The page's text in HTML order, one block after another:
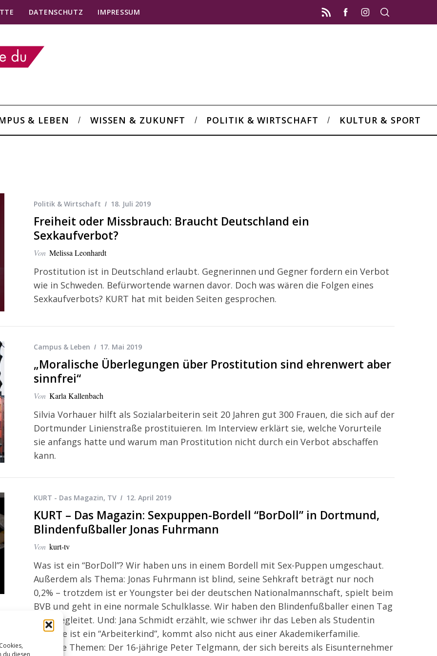
du diesen
DATENSCHUTZ IMPRESSUM
& LEBEN WISSEN & ZUKUNFT POLITIK & WIRTSCHAFT KULTUR & SPORT
Politik & Wirtschaft 18. Juli 2019
Freiheit oder Missbrauch: Braucht Deutschland ein
Sexkaufverbot?
Von Melissa Leonhardt
Prostitution ist in Deutschland erlaubt. Gegnerinnen und Gegner fordern ein Verbot
wie in Schweden. Befürwortende warnen davor. Doch was wären die Folgen eines
Sexkaufverbots? KURT hat mit beiden Seiten gesprochen.
Campus & Leben 17. Mai 2019
„Moralische Überlegungen über Prostitution sind ehrenwert aber
sinnfrei“
Von Karla Kallenbach
Silvia Vorhauer hilft als Sozialarbeiterin seit 20 Jahren gut 300 Frauen, die sich auf der
Dortmunder Linienstraße prostituieren. Im Interview erklärt sie, welche Vorurteile
sie anfangs hatte und warum man Prostitution nicht durch ein Verbot abschaffen
kann.
KURT - Das Magazin, TV 12. April 2019
KURT – Das Magazin: Sexpuppen-Bordell “BorDoll” in Dortmund,
Blindenfußballer Jonas Fuhrmann
Von kurt-tv
Was ist ein “BorDoll”? Wir haben uns in einem Bordell mit Sex-Puppen umgeschaut.
Außerdem als Thema: Jonas Fuhrmann ist blind, seine Sehkraft beträgt nur noch
0,2% – trotzdem ist er Youngster bei der deutschen Nationalmannschaft, spielt beim
BVB und geht in eine normale Schulklasse. Wir haben den Blindenfußballer einen Tag
lang begleitet. Und: Jana Schmidt erzählt, wie schwer ihr das Leben als Studentin
fällt. Sie ist ein “Arbeiterkind”, kommt also nicht aus einer Akademikerfamilie.
Weitere Themen: Der 16-jährige Peter Telgmann, der sich bereits als Eisunternehmer